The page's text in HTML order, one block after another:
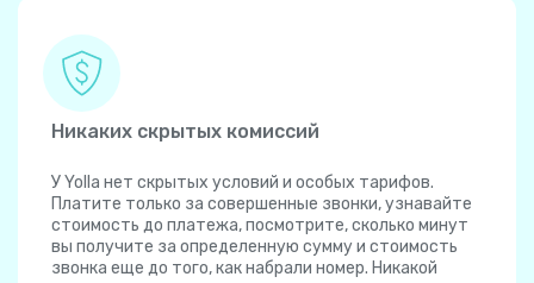
Никаких скрытых комиссий
У Yolla нет скрытых условий и особых тарифов.
Платите только за совершенные звонки, узнавайте
стоимость до платежа, посмотрите, сколько минут
вы получите за определенную сумму и стоимость
звонка еще до того, как набрали номер. Никакой